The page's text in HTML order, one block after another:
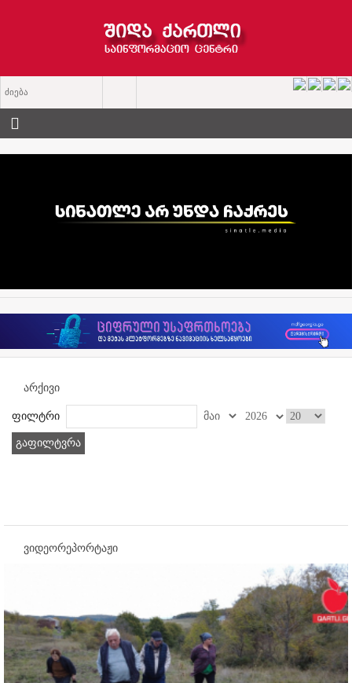
არქივი
ფილტრი
გაფილტვრა
ვიდეორეპორტაჟი